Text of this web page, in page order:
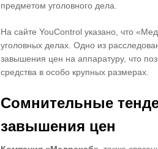
предметом уголовного дела.
На сайте YouControl указано, что
уголовных делах. Одно из
завышения цен на аппаратуру, что
средства в особо крупных размерах.
Сомнительные
завышения цен